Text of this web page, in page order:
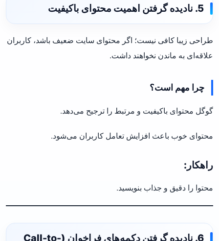
5. نادیده گرفتن اهمیت محتوای باکیفیت
طراحی زیبا کافی نیست؛ اگر محتوای سایت ضعیف باشد، کاربران
علاقه‌ای به ماندن نخواهند داشت.
چرا مهم است؟
گوگل محتوای باکیفیت و مرتبط را ترجیح می‌دهد.
محتوای خوب باعث افزایش تعامل کاربران می‌شود.
راهکار:
محتوا را دقیق و جذاب بنویسید.
6. نادیده گرفتن دکمه‌های فراخوان (Call-to-